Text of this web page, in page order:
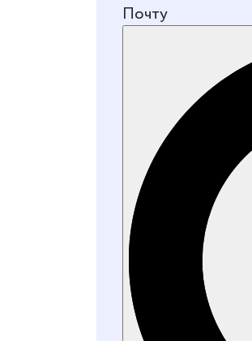
Почту